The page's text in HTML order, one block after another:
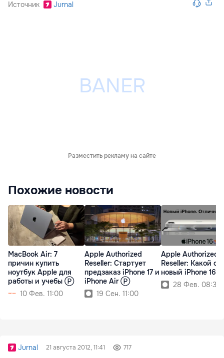
Источник Jurnal
Разместить рекламу на сайте
Похожие новости
MacBook Air: 7
причин купить
ноутбук Apple для
работы и учебы Ⓟ
10 Фев. 11:00
Apple Authorized
Reseller: Cтартует
предзаказ iPhone 17 и
iPhone Air Ⓟ
19 Сен. 11:00
Apple Authorized
Reseller: Какой он,
новый iPhone
28 Фев. 08:30
Jurnal 21 августа 2012, 11:41 717